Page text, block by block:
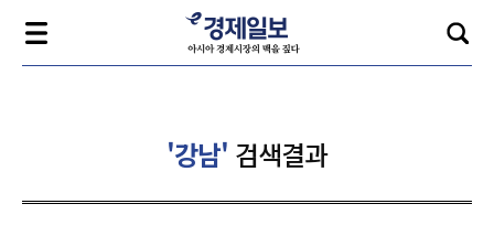
'강남' 검색결과